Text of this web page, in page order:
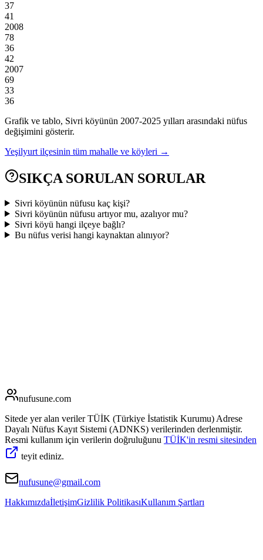
37
41
2008
78
36
42
2007
69
33
36
Grafik ve tablo, Sivri köyünün 2007-2025 yılları arasındaki nüfus
değişimini gösterir.
Yeşilyurt ilçesinin tüm mahalle ve köyleri →
SIKÇA SORULAN SORULAR
Sivri köyünün nüfusu kaç kişi?
Sivri köyünün nüfusu artıyor mu, azalıyor mu?
Sivri köyü hangi ilçeye bağlı?
Bu nüfus verisi hangi kaynaktan alınıyor?
nufusune.com
Sitede yer alan veriler TÜİK (Türkiye İstatistik Kurumu) Adrese
Dayalı Nüfus Kayıt Sistemi (ADNKS) verilerinden derlenmiştir.
Resmi kullanım için verilerin doğruluğunu TÜİK'in resmi sitesinden
teyit ediniz.
nufusune@gmail.com
HakkımızdaİletişimGizlilik PolitikasıKullanım Şartları